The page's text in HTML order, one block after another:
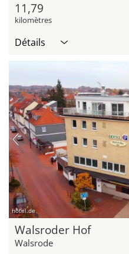
11,79
kilomètres
Détails
hotel.de
Walsroder Hof
Walsrode